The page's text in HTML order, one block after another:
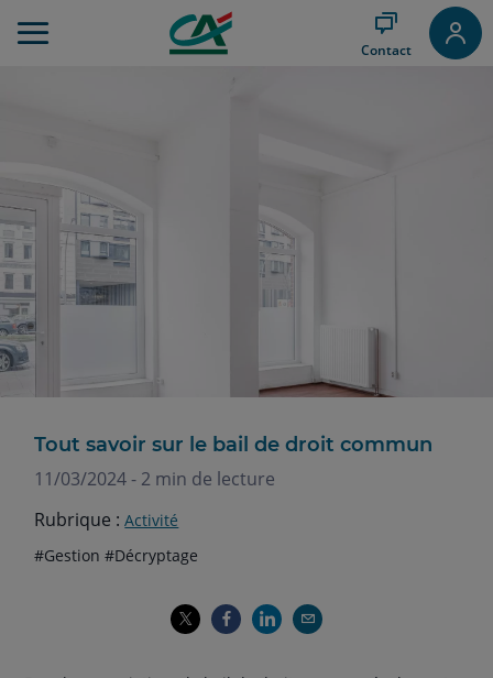
au
de
page
Contact
Tout savoir sur le bail de droit commun
11/03/2024 - 2 min de lecture
Rubrique :Activité
Thématiques
hashtag
#Gestionhashtag
#Décryptage